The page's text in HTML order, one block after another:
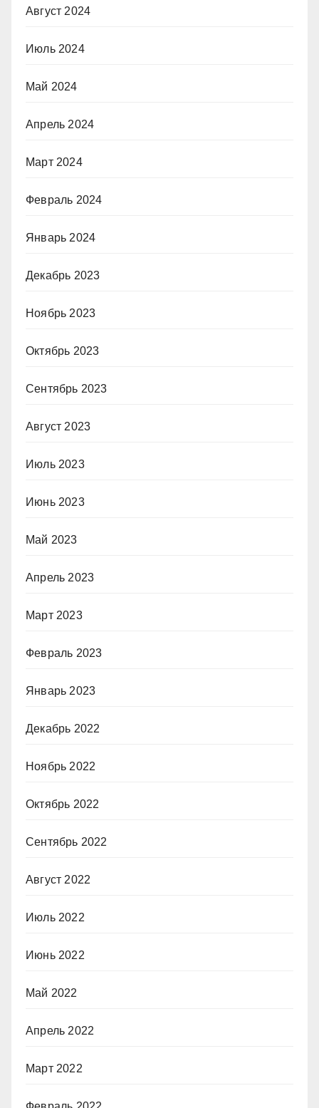
Август 2024
Июль 2024
Май 2024
Апрель 2024
Март 2024
Февраль 2024
Январь 2024
Декабрь 2023
Ноябрь 2023
Октябрь 2023
Сентябрь 2023
Август 2023
Июль 2023
Июнь 2023
Май 2023
Апрель 2023
Март 2023
Февраль 2023
Январь 2023
Декабрь 2022
Ноябрь 2022
Октябрь 2022
Сентябрь 2022
Август 2022
Июль 2022
Июнь 2022
Май 2022
Апрель 2022
Март 2022